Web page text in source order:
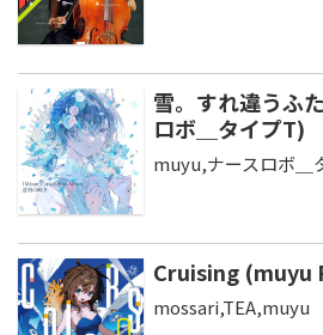
雪。すれ違うふ
ロボ＿タイプT)
muyu,ナースロボ＿
Cruising (muyu
mossari,TEA,muyu